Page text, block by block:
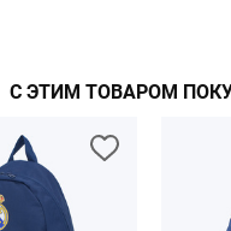
С ЭТИМ ТОВАРОМ